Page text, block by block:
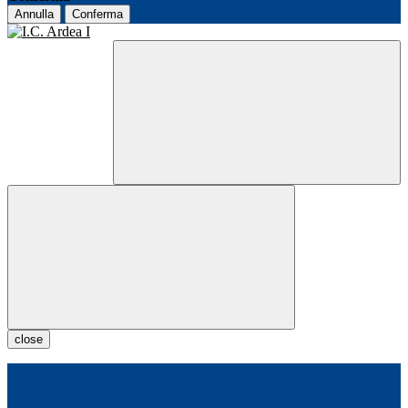
Annulla Conferma
close